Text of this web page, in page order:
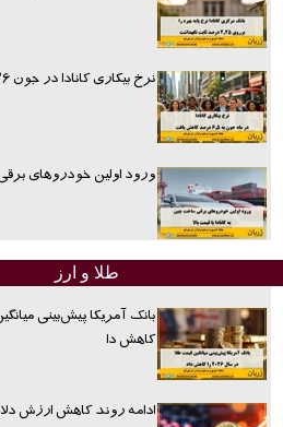
نرخ بیکاری کانادا در جون ۲۰۲۶ کاهش یافت
ورود اولین خودروهای
طلا و ارز
کاهش دا
ادامه روند کاهش ارزش